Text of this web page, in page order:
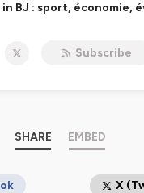
BJ : sport, économie,
Subscribe
SHARE EMBED
X